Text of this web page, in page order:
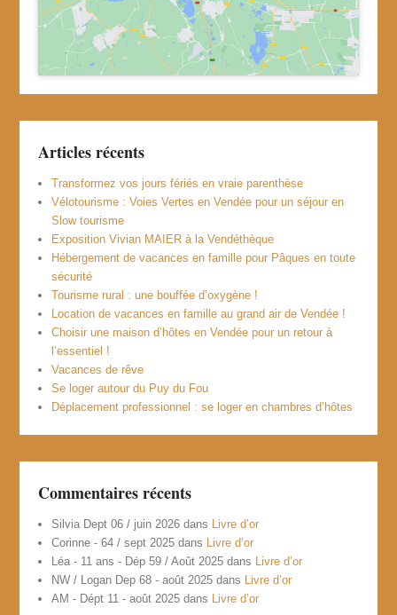
Articles récents
Transformez vos jours fériés en vraie parenthèse
Vélotourisme : Voies Vertes en Vendée pour un séjour en
Slow tourisme
Exposition Vivian MAIER à la Vendéthèque
Hébergement de vacances en famille pour Pâques en toute
sécurité
Tourisme rural : une bouffée d’oxygène !
Location de vacances en famille au grand air de Vendée !
Choisir une maison d’hôtes en Vendée pour un retour à
l’essentiel !
Vacances de rêve
Se loger autour du Puy du Fou
Déplacement professionnel : se loger en chambres d’hôtes
Commentaires récents
Silvia Dept 06 / juin 2026 dans Livre d’or
Corinne - 64 / sept 2025 dans Livre d’or
Léa - 11 ans - Dép 59 / Août 2025 dans Livre d’or
NW / Logan Dep 68 - août 2025 dans Livre d’or
AM - Dépt 11 - août 2025 dans Livre d’or